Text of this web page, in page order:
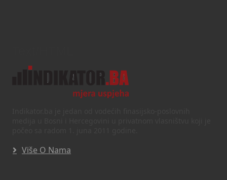
Više O Nama